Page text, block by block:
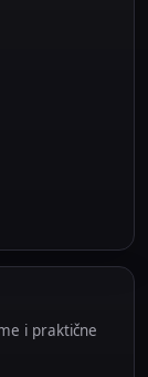
i praktične